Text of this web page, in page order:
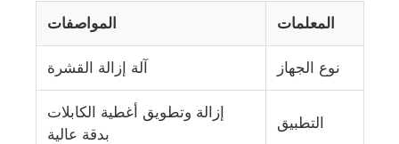
طلب اقتباس
المعلمات المواصفات
نوع الجهاز آلة إزالة القشرة
التطبيق
إزالة وتطويق أغطية الكابلات
بدقة عالية